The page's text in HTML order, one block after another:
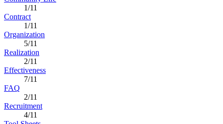
1/11
Contract
1/11
Organization
5/11
Realization
2/11
Effectiveness
7/11
FAQ
2/11
Recruitment
4/11